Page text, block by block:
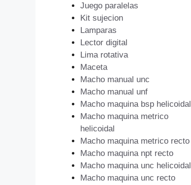
Juego paralelas
Kit sujecion
Lamparas
Lector digital
Lima rotativa
Maceta
Macho manual unc
Macho manual unf
Macho maquina bsp helicoidal
Macho maquina metrico
helicoidal
Macho maquina metrico recto
Macho maquina npt recto
Macho maquina unc helicoidal
Macho maquina unc recto